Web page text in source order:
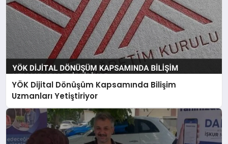
YÖK Dijital Dönüşüm Kapsamında Bilişim
Uzmanları Yetiştiriyor